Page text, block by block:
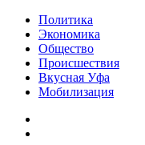
Политика
Экономика
Общество
Происшествия
Вкусная Уфа
Мобилизация